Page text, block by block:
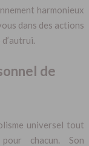
harmonieux
dans des actions
de
universel tout
chacun. Son